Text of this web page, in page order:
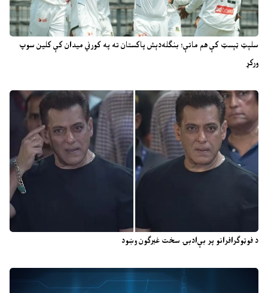
سلېټ ټېسټ کې هم ماتې؛ بنګله‌دېش پاکستان ته په کورني میدان کې کلین سوپ
ورکړ
د فوټوګرافرانو پر بې‌ادبۍ سخت غبرګون وښود